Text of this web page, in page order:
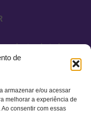
de
armazenar e/ou acessar
melhorar a experiência de
consentir com essas
dentro de todas as